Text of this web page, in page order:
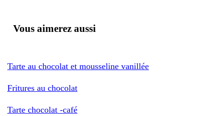
Vous aimerez aussi
Tarte au chocolat et mousseline vanillée
Fritures au chocolat
Tarte chocolat -café